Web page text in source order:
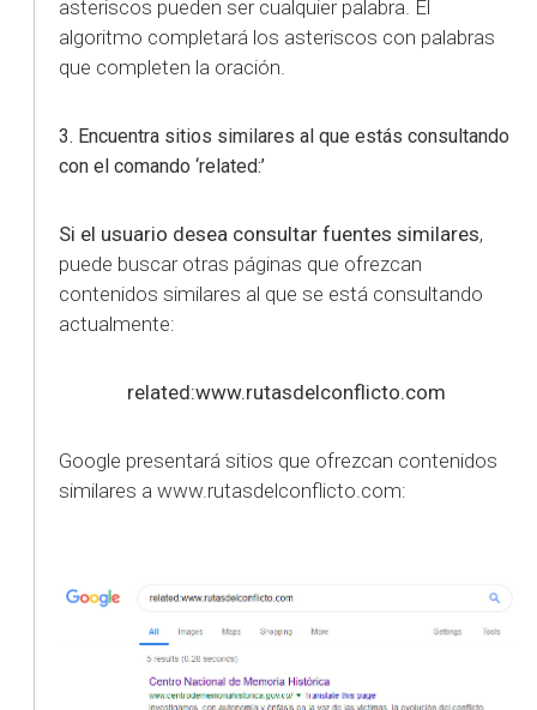
asteriscos pueden ser cualquier palabra. El
algoritmo completará los asteriscos con palabras
que completen la oración.
3. Encuentra sitios similares al que estás consultando
con el comando ‘related:’
Si el usuario desea consultar fuentes similares,
puede buscar otras páginas que ofrezcan
contenidos similares al que se está consultando
actualmente:
related:www.rutasdelconflicto.com
Google presentará sitios que ofrezcan contenidos
similares a www.rutasdelconflicto.com: